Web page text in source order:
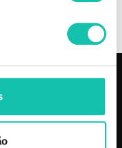
CLICK
e condições